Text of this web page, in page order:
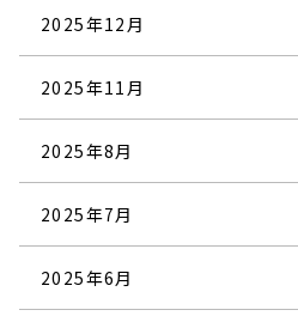
2025年12月
2025年11月
2025年8月
2025年7月
2025年6月